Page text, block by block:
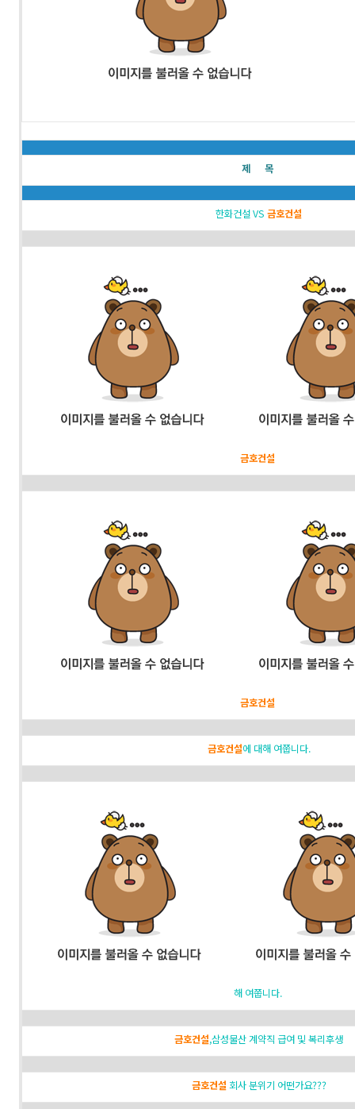
제 목
한화건설 VS 금호건설
금호건설
금호건설
금호건설에 대해 여쭙니다.
해 여쭙니다.
금호건설,삼성물산 계약직 급여 및 복리후생
금호건설 회사 분위기 어떤가요???